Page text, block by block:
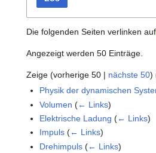
Die folgenden Seiten verlinken auf
Angezeigt werden 50 Einträge.
Zeige (vorherige 50 | nächste 50)
Physik der dynamischen
Volumen (← Links)
Elektrische Ladung (← Links)
Impuls (← Links)
Drehimpuls (← Links)